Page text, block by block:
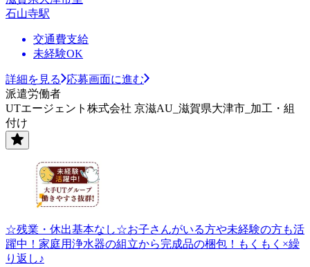
石山寺駅
交通費支給
未経験OK
詳細を見る
応募画面に進む
派遣労働者
UTエージェント株式会社 京滋AU_滋賀県大津市_加工・組
付け
☆残業・休出基本なし☆お子さんがいる方や未経験の方も活
躍中！家庭用浄水器の組立から完成品の梱包！もくもく×繰
り返し♪